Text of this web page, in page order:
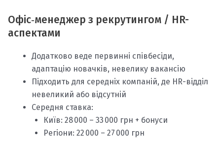
Офіс‑менеджер з рекрутингом / HR-
аспектами
Додатково веде первинні співбесіди,
адаптацію новачків, невелику вакансію
Підходить для середніх компаній, де HR-відділ
невеликий або відсутній
Середня ставка:
Київ: 28 000 – 33 000 грн + бонуси
Регіони: 22 000 – 27 000 грн